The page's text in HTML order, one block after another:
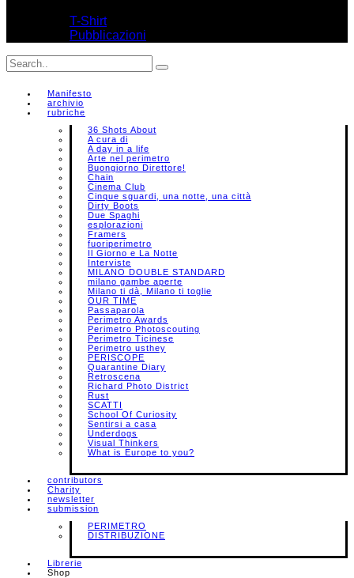
T-Shirt
Pubblicazioni
Manifesto
archivio
rubriche
36 Shots About
A cura di
A day in a life
Arte nel perimetro
Buongiorno Direttore!
Chain
Cinema Club
Cinque sguardi, una notte, una città
Dirty Boots
Due Spaghi
esplorazioni
Framers
fuoriperimetro
Il Giorno e La Notte
Interviste
MILANO DOUBLE STANDARD
milano gambe aperte
Milano ti dà, Milano ti toglie
OUR TIME
Passaparola
Perimetro Awards
Perimetro Photoscouting
Perimetro Ticinese
Perimetro usthey
PERISCOPE
Quarantine Diary
Retroscena
Richard Photo District
Rust
SCATTI
School Of Curiosity
Sentirsi a casa
Underdogs
Visual Thinkers
What is Europe to you?
contributors
Charity
newsletter
submission
PERIMETRO
DISTRIBUZIONE
Librerie
Shop